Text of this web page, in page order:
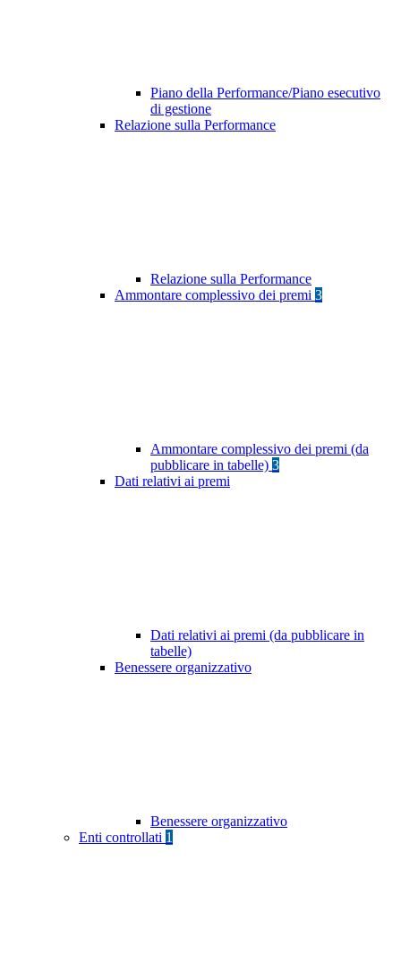
Piano della Performance/Piano esecutivo
di gestione
Relazione sulla Performance
Relazione sulla Performance
Ammontare complessivo dei premi 3
Ammontare complessivo dei premi (da
pubblicare in tabelle) 3
Dati relativi ai premi
Dati relativi ai premi (da pubblicare in
tabelle)
Benessere organizzativo
Benessere organizzativo
Enti controllati 1